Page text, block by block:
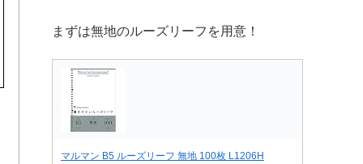
まずは無地のルーズリーフを用意！
マルマン B5 ルーズリーフ 無地 100枚 L1206H